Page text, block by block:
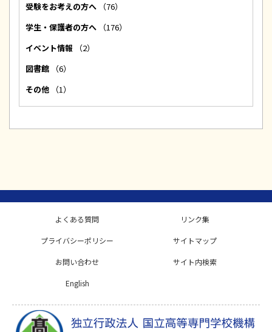
受験をお考えの方へ
（76）
学生・保護者の方へ
（176）
イベント情報
（2）
図書館
（6）
その他
（1）
よくある質問 リンク集
プライバシーポリシー サイトマップ
お問い合わせ サイト内検索
English